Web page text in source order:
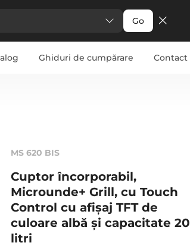
Go
Ghiduri de cumpărare Contact
MS 620 BIS
Cuptor încorporabil,
Microunde+ Grill, cu Touch
Control cu afişaj TFT de
culoare albă şi capacitate 20
litri